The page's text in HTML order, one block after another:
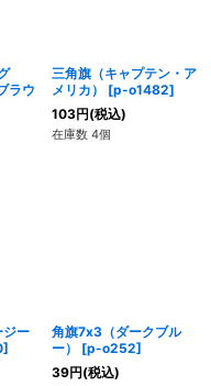
ラウ
三角旗（キャプテン・ア
メリカ）
[p-o1482]
103円(税込)
在庫数 4個
ー
]
角旗7x3（ダークブル
ー）
[p-o252]
39円(税込)